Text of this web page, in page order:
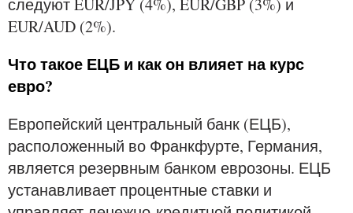
следуют EUR/JPY (4%), EUR/GBP (3%) и
EUR/AUD (2%).
Что такое ЕЦБ и как он влияет на курс
евро?
Европейский центральный банк (ЕЦБ),
расположенный во Франкфурте, Германия,
является резервным банком еврозоны. ЕЦБ
устанавливает процентные ставки и